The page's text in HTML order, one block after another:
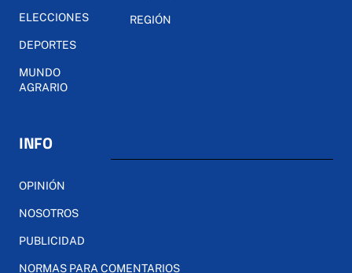
ELECCIONES
DEPORTES
MUNDO
AGRARIO
REGIÓN
INFO
OPINIÓN
NOSOTROS
PUBLICIDAD
NORMAS PARA COMENTARIOS